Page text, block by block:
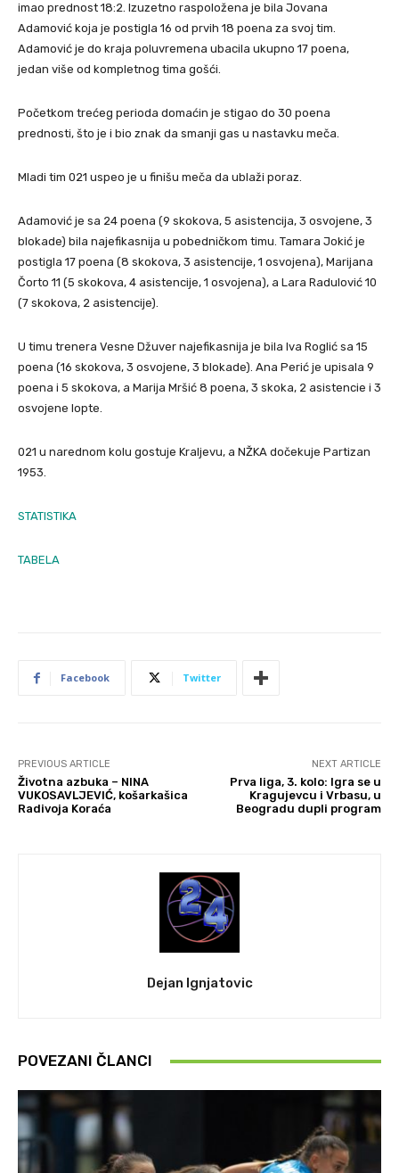
imao prednost 18:2. Izuzetno raspoložena je bila Jovana
Adamović koja je postigla 16 od prvih 18 poena za svoj tim.
Adamović je do kraja poluvremena ubacila ukupno 17 poena,
jedan više od kompletnog tima gošći.
Početkom trećeg perioda domaćin je stigao do 30 poena
prednosti, što je i bio znak da smanji gas u nastavku meča.
Mladi tim 021 uspeo je u finišu meča da ublaži poraz.
Adamović je sa 24 poena (9 skokova, 5 asistencija, 3 osvojene, 3
blokade) bila najefikasnija u pobedničkom timu. Tamara Jokić je
postigla 17 poena (8 skokova, 3 asistencije, 1 osvojena), Marijana
Čorto 11 (5 skokova, 4 asistencije, 1 osvojena), a Lara Radulović 10
(7 skokova, 2 asistencije).
U timu trenera Vesne Džuver najefikasnija je bila Iva Roglić sa 15
poena (16 skokova, 3 osvojene, 3 blokade). Ana Perić je upisala 9
poena i 5 skokova, a Marija Mršić 8 poena, 3 skoka, 2 asistencie i 3
osvojene lopte.
021 u narednom kolu gostuje Kraljevu, a NŽKA dočekuje Partizan
1953.
STATISTIKA
TABELA
Facebook Twitter
PREVIOUS ARTICLE
Životna azbuka – NINA
VUKOSAVLJEVIĆ, košarkašica
Radivoja Koraća
NEXT ARTICLE
Prva liga, 3. kolo: Igra se u
Kragujevcu i Vrbasu, u
Beogradu dupli program
Dejan Ignjatovic
POVEZANI ČLANCI